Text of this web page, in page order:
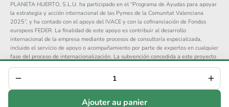
PLANETA HUERTO, S.L.U. ha participado en el “Programa de Ayudas para apoyar
la estrategia y acción internacional de las Pymes de la Comunitat Valenciana
2025”, y ha contado con el apoyo del IVACE y con la cofinanciación de Fondos
europeos FEDER. La finalidad de este apoyo es contribuir al desarrollo
internacional de la empresa mediante procesos de consultoría especializada,
incluido el servicio de apoyo o acompañamiento por parte de expertos en cualquier
fase del proceso de internacionalización. La subvención concedida a este proyecto
asciende a 14.148 €.
© 2026 Planeta Huerto, S.L. — Tous droits réservés.
Politique de confidentialitéCookies
Ajouter au panier